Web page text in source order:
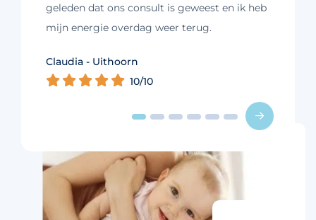
geleden dat ons consult is geweest en ik heb
mijn energie overdag weer terug.
Claudia - Uithoorn
10/10
Charlotte - Amsterdam
Murelle - Groningen
10/10
Kim - Loosdrecht
10/10
Cynthia - Nootdorp
10/10
Daniëlle - Haarlem
10/10